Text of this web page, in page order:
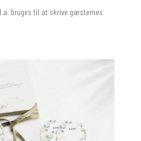
bruges til at skrive gæsternes